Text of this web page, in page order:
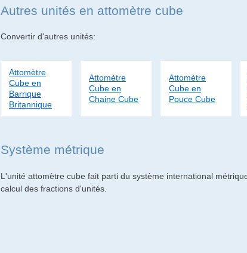
Autres unités en attomètre cube
Convertir d'autres unités:
Attomètre
Cube en
Barrique
Britannique
Attomètre
Cube en
Chaine Cube
Attomètre
Cube en
Pouce Cube
Système métrique
L'unité attomètre cube fait parti du système international
calcul des fractions d'unités.